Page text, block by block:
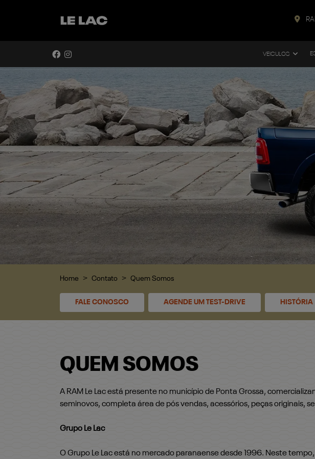
VEICULOS
Home Contato Quem Somos
FALE CONOSCO AGENDE UM TEST-DRIVE HISTÓRIA
QUEM SOMOS
A RAM Le Lac está presente no município de Ponta Grossa,
seminovos, completa área de pós vendas, acessórios, peças originais,
Grupo Le Lac
O Grupo Le Lac está no mercado paranaense desde 1996. Neste